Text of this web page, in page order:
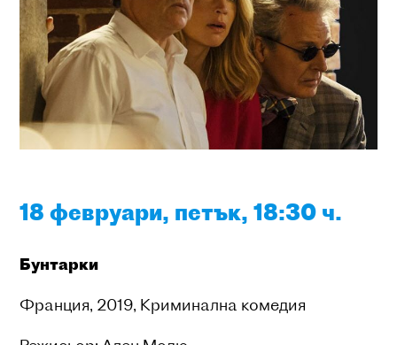
18 февруари, петък, 18:30 ч.
Бунтарки
Франция, 2019, Криминална комедия